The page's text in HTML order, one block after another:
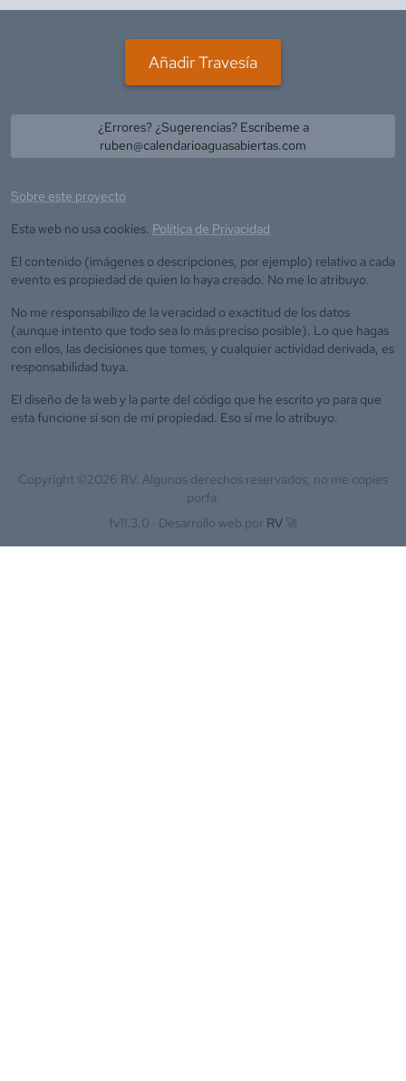
Añadir Travesía
¿Errores? ¿Sugerencias? Escríbeme a
ruben@calendarioaguasabiertas.com
Sobre este proyecto
Esta web no usa cookies. Política de Privacidad
El contenido (imágenes o descripciones, por ejemplo) relativo a cada
evento es propiedad de quien lo haya creado. No me lo atribuyo.
No me responsabilizo de la veracidad o exactitud de los datos
(aunque intento que todo sea lo más preciso posible). Lo que hagas
con ellos, las decisiones que tomes, y cualquier actividad derivada, es
responsabilidad tuya.
El diseño de la web y la parte del código que he escrito yo para que
esta funcione sí son de mi propiedad. Eso sí me lo atribuyo.
Copyright ©2026 RV. Algunos derechos reservados, no me copies
porfa.
fv11.3.0 · Desarrollo web por RV 🚀